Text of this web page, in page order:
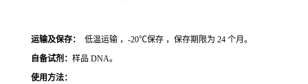
运输及保存：
低温运输 ，-20℃保存 ，保存期限为 24 个月。
自备试剂： 样品 DNA。
使用方法：